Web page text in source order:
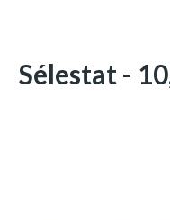
Ste Marie-aux-Mines
Sélestat -